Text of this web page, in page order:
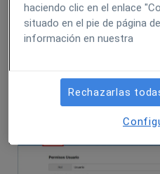
haciendo clic en el enlace
situado en el pie de página
información en nuestra
Rechazarlas